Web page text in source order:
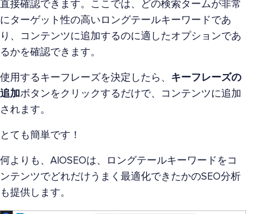
直接確認できます。ここでは、どの検索タームが非常
にターゲット性の高いロングテールキーワードであ
り、コンテンツに追加するのに適したオプションであ
るかを確認できます。
使用するキーフレーズを決定したら、 キーフレーズの
追加ボタンをクリックするだけで、コンテンツに追加
されます。
とても簡単です！
何よりも、AIOSEOは、ロングテールキーワードをコ
ンテンツでどれだけうまく最適化できたかのSEO分析
も提供します。